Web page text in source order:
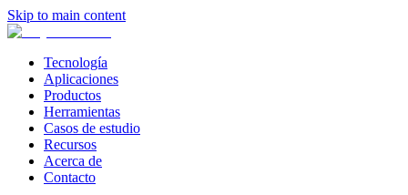
Skip to main content
Tecnología
Aplicaciones
Productos
Herramientas
Casos de estudio
Recursos
Acerca de
Contacto